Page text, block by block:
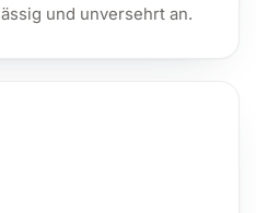
und unversehrt an.